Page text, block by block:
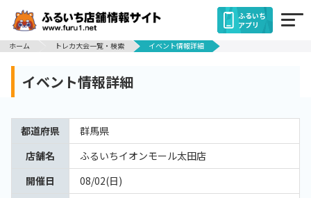
ふるいち
アプリ
ホーム
トレカ大会一覧・検索 イベント情報詳細
イベント情報詳細
都道府県
群馬県
店舗名
ふるいちイオンモール太田店
開催日
08/02(日)